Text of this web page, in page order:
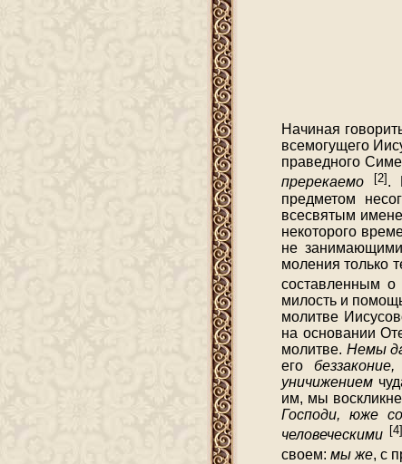
Начиная
всемогущего
праведного
пререкаемо
[2].
предметом
всесвятым
некоторого
не
моления только
составленным
милость и
молитве
на основании
молитве. Немы
его
уничижением
им, мы
Господи, юже
человеческими [4]
своем: мы же, с